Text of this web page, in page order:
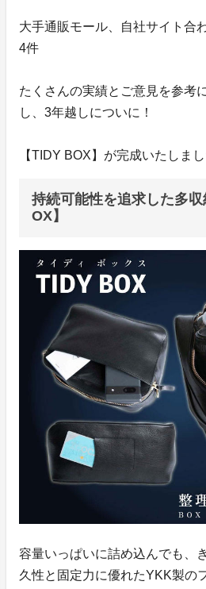
大手通販モール、自社サイト合
4件
たくさんの実績とご意見を参考
し、3年越しについに！
【TIDY BOX】が完成いたしまし
持続可能性を追求した多
OX】
容量いっぱいに詰め込んでも、
久性と固定力に優れたYKK製の